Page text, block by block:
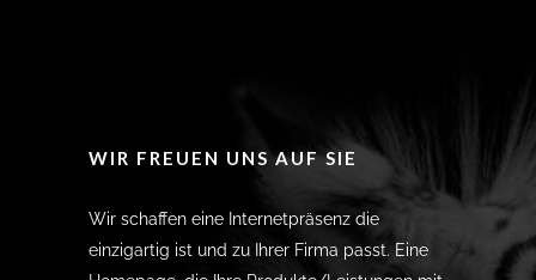
WIR FREUEN UNS AUF SIE
Wir schaffen eine Internetpräsenz die
einzigartig ist und zu Ihrer Firma passt. Eine